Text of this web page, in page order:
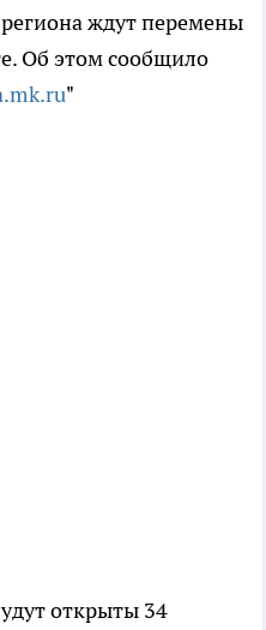
ждут перемены
Об этом сообщило
"
открыты 34